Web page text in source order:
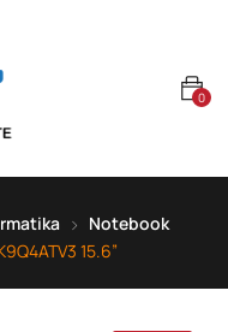
0
Notebook
15.6”